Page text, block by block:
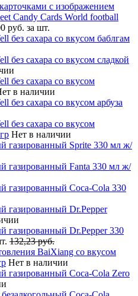
с изображением
Candy Cards World football
руб. за шт.
без сахара со вкусом баблгам
без сахара со вкусом сладкой
без сахара со вкусом
в наличии
без сахара со вкусом арбуза
без сахара со вкусом
Нет в наличии
газированный Sprite 330 мл ж/
газированный Fanta 330 мл ж/
газированный Coca-Cola 330
газированный Dr.Pepper
газированный Dr.Pepper 330
132,23 руб.
BaiXiang со вкусом
Нет в наличии
газированный Coca-Cola Zero